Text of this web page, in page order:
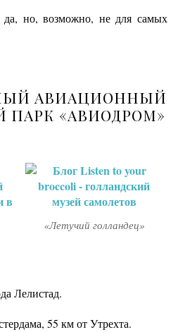
да, но, возможно, не для самых
АВИАЦИОННЫЙ
ПАРК «АВИОДРОМ»
«Летучий голландец»
Лелистад.
55 км от Утрехта.